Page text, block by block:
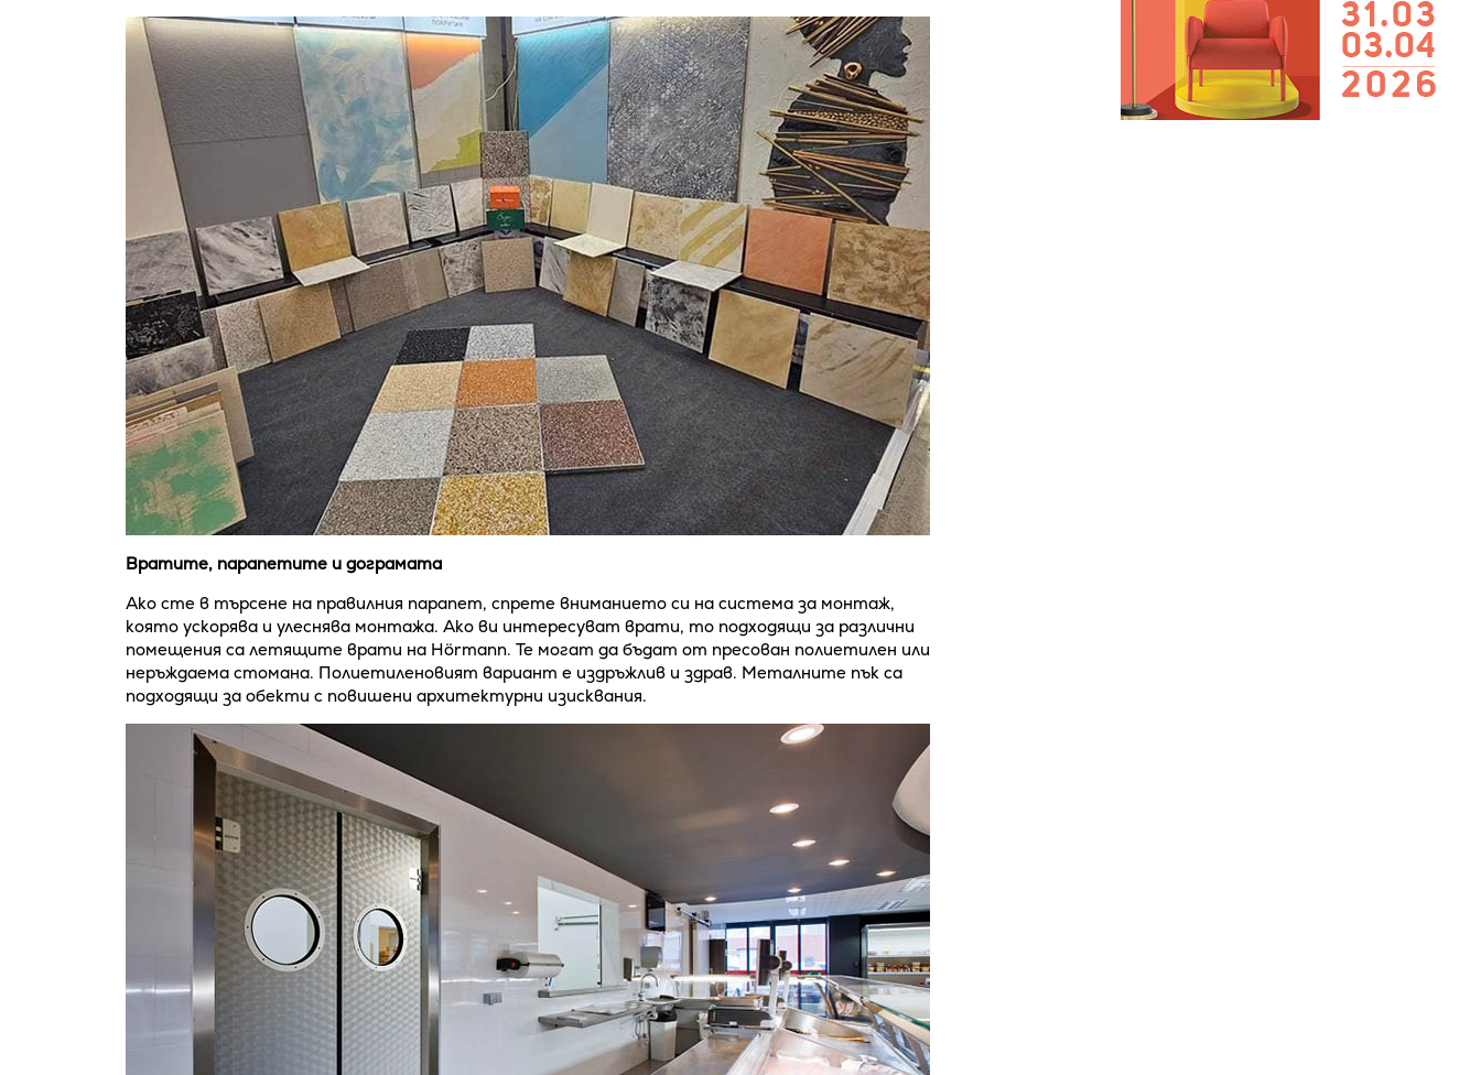
Вратите, парапетите и дограмата
Ако сте в търсене на правилния парапет, спрете вниманието си на система за монтаж,
която ускорява и улеснява монтажа. Ако ви интересуват врати, то подходящи за различни
помещения са летящите врати на Hörmann. Те могат да бъдат от пресован полиетилен или
неръждаема стомана. Полиетиленовият вариант е издръжлив и здрав. Металните пък са
подходящи за обекти с повишени архитектурни изисквания.